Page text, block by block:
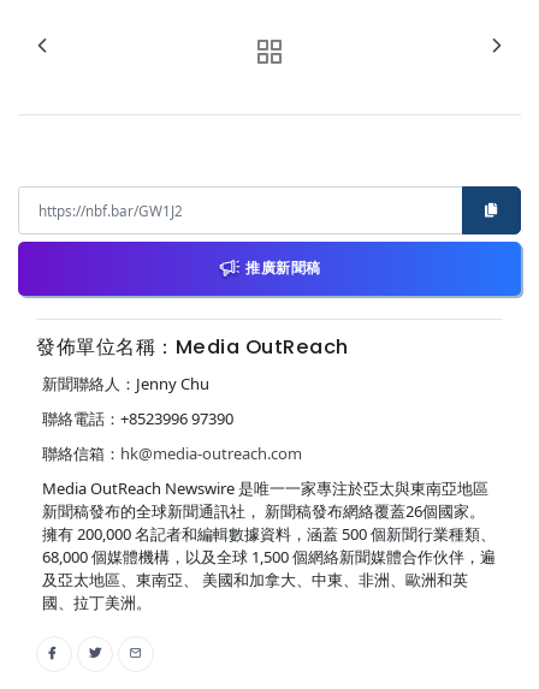
推廣新聞稿
發佈單位名稱：Media OutReach
新聞聯絡人：Jenny Chu
聯絡電話：+8523996 97390
聯絡信箱： hk@media-outreach.com
Media OutReach Newswire 是唯一一家專注於亞太與東南亞地區
新聞稿發布的全球新聞通訊社， 新聞稿發布網絡覆蓋26個國家。
擁有 200,000 名記者和編輯數據資料，涵蓋 500 個新聞行業種類、
68,000 個媒體機構，以及全球 1,500 個網絡新聞媒體合作伙伴，遍
及亞太地區、東南亞、 美國和加拿大、中東、非洲、歐洲和英
國、拉丁美洲。